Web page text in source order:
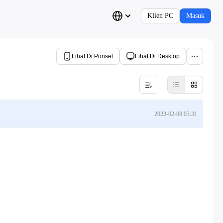
Klien PC Masuk
Lihat Di Ponsel Lihat Di Desktop
2023-02-08 03:31